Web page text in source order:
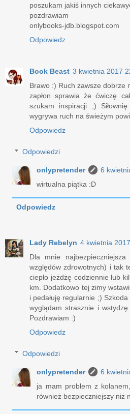
poszukam jakiś innych
pozdrawiam
onlybooks-jdb.blogspot.com
Odpowiedz
Book Beast 3 kwietnia 2017
Brawo :) Ruch zawsze dobrze
zapłon sprawia że ćwiczę
szukam inspiracji ;)
wygrywa ruch na świeżym
Odpowiedz
Odpowiedzi
onlypretender
6
wirtualna piątka :D
Odpowiedz
Lady Rebelyn 4 kwietnia
Dla mnie
względów zdrowotnych) i tak
ciepło jeżdżę codziennie lub
km. Dodatkowo tej zimy
i pedałuję regularnie ;)
wyglądam strasznie i
Pozdrawiam :)
Odpowiedz
Odpowiedzi
onlypretender
6
ja mam problem z
również bezpieczniejszy niż